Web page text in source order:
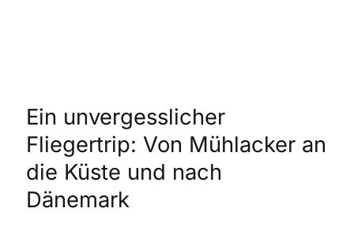
Ein unvergesslicher
Fliegertrip: Von Mühlacker an
die Küste und nach
Dänemark
Von
Mühlacker
an
die